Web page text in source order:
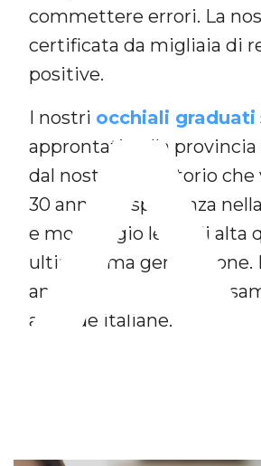
commettere errori. La
certificata da migliaia di
positive.
I nostri occhiali graduati
approntati nella provincia
dal nostro laboratorio che
30 anni di esperienza
e montaggio lenti di alta
ultimissima generazione.
anni di garanzia,
aziende italiane.